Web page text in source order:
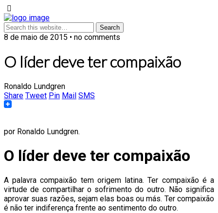
8 de maio de 2015 • no comments
O líder deve ter compaixão
Ronaldo Lundgren
Share Tweet Pin Mail SMS
por Ronaldo Lundgren.
O líder deve ter compaixão
A palavra compaixão tem origem latina. Ter compaixão é a
virtude de compartilhar o sofrimento do outro. Não significa
aprovar suas razões, sejam elas boas ou más. Ter compaixão
é não ter indiferença frente ao sentimento do outro.